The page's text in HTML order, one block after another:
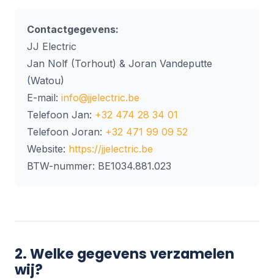
Contactgegevens:
JJ Electric
Jan Nolf (Torhout) & Joran Vandeputte
(Watou)
E-mail: info@jjelectric.be
Telefoon Jan: +32 474 28 34 01
Telefoon Joran: +32 471 99 09 52
Website: https://jjelectric.be
BTW-nummer: BE1034.881.023
2. Welke gegevens verzamelen
wij?